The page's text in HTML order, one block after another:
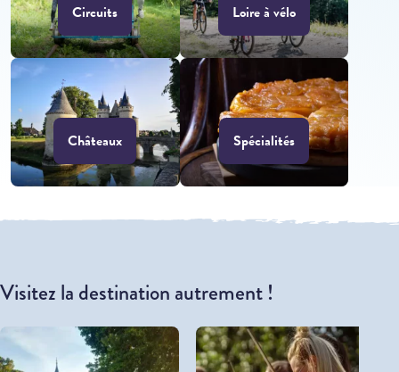
Circuits Loire à vélo
Châteaux Spécialités
Visitez la destination autrement !